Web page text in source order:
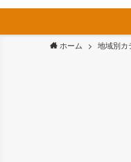
ホーム 地域別カ